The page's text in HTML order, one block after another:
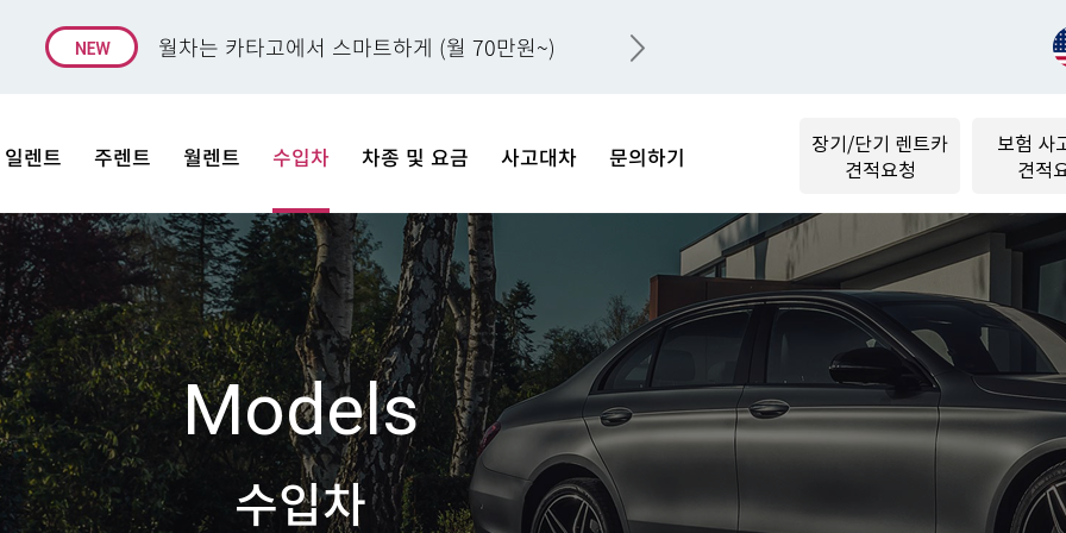
월차는 카타고에서 스마트하게 (월 70만원~)
일렌트 주렌트 월렌트 수입차 차종 및 요금 사고대차 문의하기
장기/단기 렌트카
견적요청
보험 사
견적
Models
수입차